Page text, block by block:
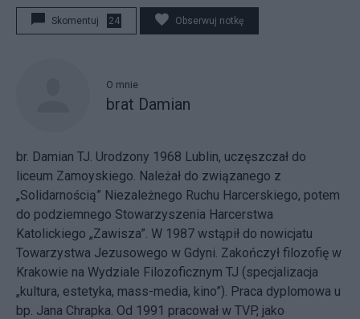
Skomentuj 24 Obserwuj notkę
O mnie
brat Damian
br. Damian TJ. Urodzony 1968 Lublin, uczęszczał do
liceum Zamoyskiego. Należał do związanego z
„Solidarnością” Niezależnego Ruchu Harcerskiego, potem
do podziemnego Stowarzyszenia Harcerstwa
Katolickiego „Zawisza”. W 1987 wstąpił do nowicjatu
Towarzystwa Jezusowego w Gdyni. Zakończył filozofię w
Krakowie na Wydziale Filozoficznym TJ (specjalizacja
„kultura, estetyka, mass-media, kino”). Praca dyplomowa u
bp. Jana Chrapka. Od 1991 pracował w TVP, jako